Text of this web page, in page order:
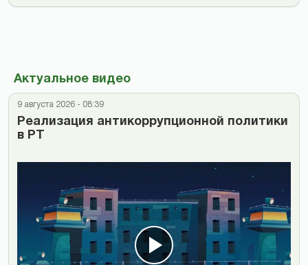
Актуальное видео
9 августа 2026 - 08:39
Реализация антикоррупционной политики
в РТ